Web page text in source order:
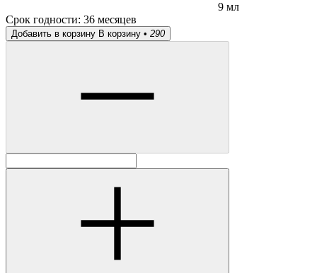
9 мл
Срок годности: 36 месяцев
Добавить в корзину В корзину • 290